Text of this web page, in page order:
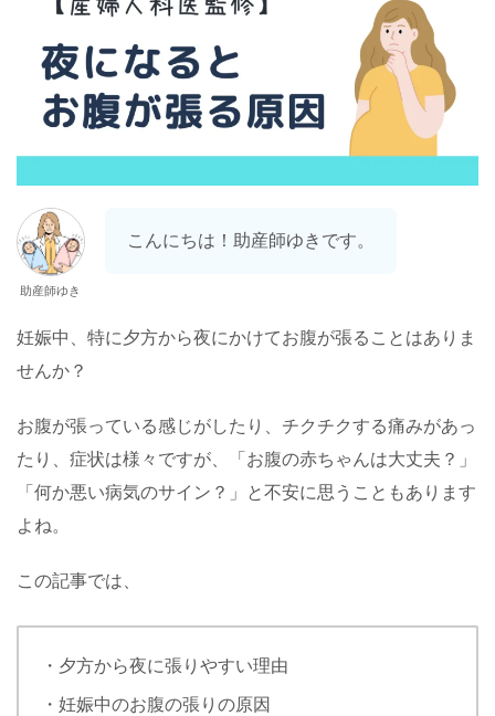
助産師ゆき
こんにちは！助産師ゆきです。
妊娠中、特に夕方から夜にかけてお腹が張ることはありま
せんか？
お腹が張っている感じがしたり、チクチクする痛みがあっ
たり、症状は様々ですが、「お腹の赤ちゃんは大丈夫？」
「何か悪い病気のサイン？」と不安に思うこともあります
よね。
この記事では、
・夕方から夜に張りやすい理由
・妊娠中のお腹の張りの原因